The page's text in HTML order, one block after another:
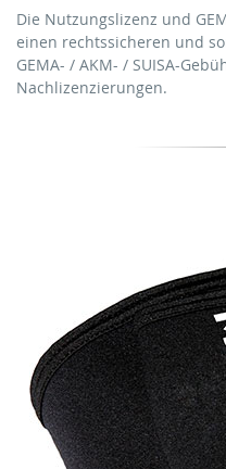
mechanische
Download der Titel zur
Die Nutzungslizenz und
einen rechtssicheren und
GEMA- / AKM- / SUISA-
Nachlizenzierungen.